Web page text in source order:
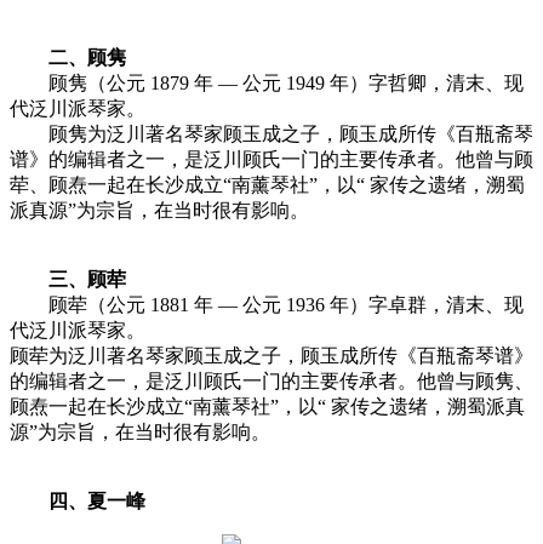
二、顾隽
顾隽（公元 1879 年 — 公元 1949 年）字哲卿，清末、现
代泛川派琴家。
顾隽为泛川著名琴家顾玉成之子，顾玉成所传《百瓶斋琴
谱》的编辑者之一，是泛川顾氏一门的主要传承者。他曾与顾
荦、顾焘一起在长沙成立“南薰琴社”，以“ 家传之遗绪，溯蜀
派真源”为宗旨，在当时很有影响。
三、顾荦
顾荦（公元 1881 年 — 公元 1936 年）字卓群，清末、现
代泛川派琴家。
顾荦为泛川著名琴家顾玉成之子，顾玉成所传《百瓶斋琴谱》
的编辑者之一，是泛川顾氏一门的主要传承者。他曾与顾隽、
顾焘一起在长沙成立“南薰琴社”，以“ 家传之遗绪，溯蜀派真
源”为宗旨，在当时很有影响。
四、夏一峰